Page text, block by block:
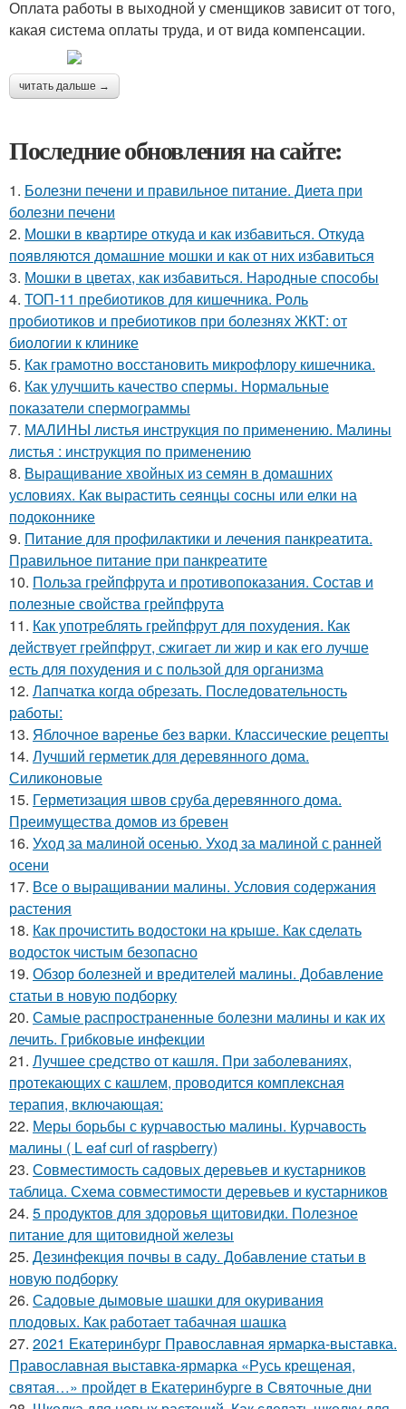
Оплата работы в выходной у сменщиков зависит от того,
какая система оплаты труда, и от вида компенсации.
читать дальше →
Последние обновления на сайте:
1. Болезни печени и правильное питание. Диета при
болезни печени
2. Мошки в квартире откуда и как избавиться. Откуда
появляются домашние мошки и как от них избавиться
3. Мошки в цветах, как избавиться. Народные способы
4. ТОП-11 пребиотиков для кишечника. Роль
пробиотиков и пребиотиков при болезнях ЖКТ: от
биологии к клинике
5. Как грамотно восстановить микрофлору кишечника.
6. Как улучшить качество спермы. Нормальные
показатели спермограммы
7. МАЛИНЫ листья инструкция по применению. Малины
листья : инструкция по применению
8. Выращивание хвойных из семян в домашних
условиях. Как вырастить сеянцы сосны или елки на
подоконнике
9. Питание для профилактики и лечения панкреатита.
Правильное питание при панкреатите
10. Польза грейпфрута и противопоказания. Состав и
полезные свойства грейпфрута
11. Как употреблять грейпфрут для похудения. Как
действует грейпфрут, сжигает ли жир и как его лучше
есть для похудения и с пользой для организма
12. Лапчатка когда обрезать. Последовательность
работы:
13. Яблочное варенье без варки. Классические рецепты
14. Лучший герметик для деревянного дома.
Силиконовые
15. Герметизация швов сруба деревянного дома.
Преимущества домов из бревен
16. Уход за малиной осенью. Уход за малиной с ранней
осени
17. Все о выращивании малины. Условия содержания
растения
18. Как прочистить водостоки на крыше. Как сделать
водосток чистым безопасно
19. Обзор болезней и вредителей малины. Добавление
статьи в новую подборку
20. Самые распространенные болезни малины и как их
лечить. Грибковые инфекции
21. Лучшее средство от кашля. При заболеваниях,
протекающих с кашлем, проводится комплексная
терапия, включающая:
22. Меры борьбы с курчавостью малины. Курчавость
малины ( L eaf curl of raspberry)
23. Совместимость садовых деревьев и кустарников
таблица. Схема совместимости деревьев и кустарников
24. 5 продуктов для здоровья щитовидки. Полезное
питание для щитовидной железы
25. Дезинфекция почвы в саду. Добавление статьи в
новую подборку
26. Садовые дымовые шашки для окуривания
плодовых. Как работает табачная шашка
27. 2021 Екатеринбург Православная ярмарка-выставка.
Православная выставка-ярмарка «Русь крещеная,
святая…» пройдет в Екатеринбурге в Святочные дни